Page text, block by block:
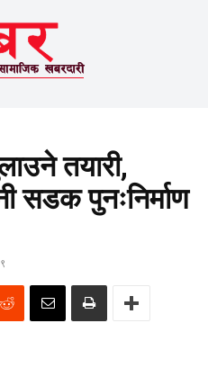
तयारी,
सडक पुनःनिर्माण